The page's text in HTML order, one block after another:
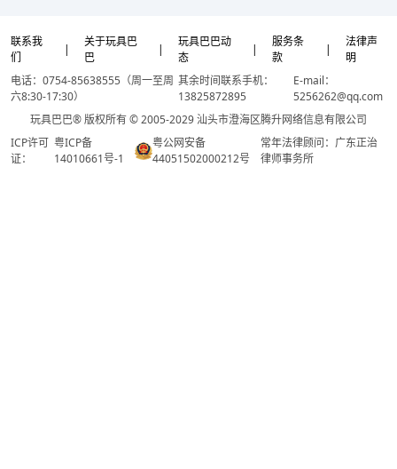
联系我
们
|
关于玩具巴
巴
|
玩具巴巴动
态
|
服务条
款
|
法律声
明
电话：0754-85638555（周一至周
六8:30-17:30）
其余时间联系手机：
13825872895
E-mail：
5256262@qq.com
玩具巴巴® 版权所有 © 2005-2029 汕头市澄海区腾升网络信息有限公司
ICP许可
证：
粤ICP备
14010661号-1
粤公网安备
44051502000212号
常年法律顾问：广东正治
律师事务所